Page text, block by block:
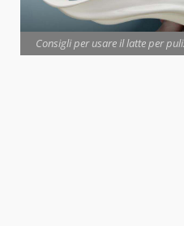
Consigli per usare il latte per